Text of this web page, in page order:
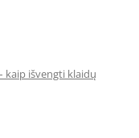
kaip išvengti klaidų